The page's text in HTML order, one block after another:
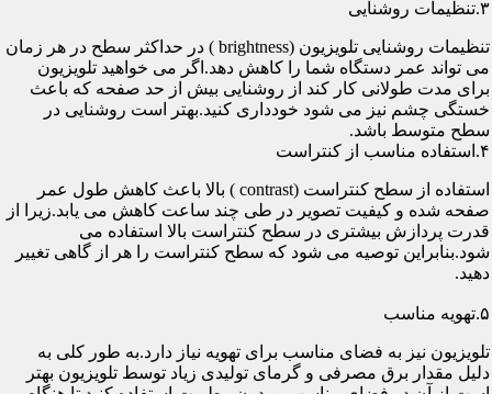
۳.تنظیمات روشنایی
تنظیمات روشنایی تلویزیون (brightness ) در حداکثر سطح در هر زمان
می تواند عمر دستگاه شما را کاهش دهد.اگر می خواهید تلویزیون
برای مدت طولانی کار کند از روشنایی بیش از حد صفحه که باعث
خستگی چشم نیز می شود خودداری کنید.بهتر است روشنایی در
سطح متوسط باشد.
۴.استفاده مناسب از کنتراست
استفاده از سطح کنتراست (contrast ) بالا باعث کاهش طول عمر
صفحه شده و کیفیت تصویر در طی چند ساعت کاهش می یابد.زیرا از
قدرت پردازش بیشتری در سطح کنتراست بالا استفاده می
شود.بنابراین توصیه می شود که سطح کنتراست را هر از گاهی تغییر
دهید.
۵.تهویه مناسب
تلویزیون نیز به فضای مناسب برای تهویه نیاز دارد.به طور کلی به
دلیل مقدار برق مصرفی و گرمای تولیدی زیاد توسط تلویزیون بهتر